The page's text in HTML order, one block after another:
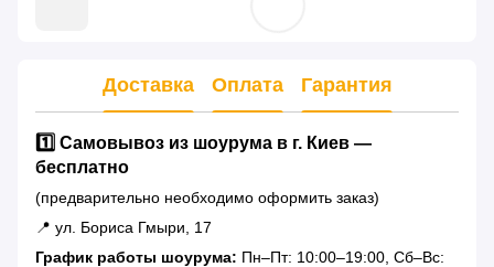
Доставка Оплата Гарантия
1️⃣ Самовывоз из шоурума в г. Киев —
бесплатно
(предварительно необходимо оформить заказ)
📍 ул. Бориса Гмыри, 17
График работы шоурума: Пн–Пт: 10:00–19:00, Сб–Вс: